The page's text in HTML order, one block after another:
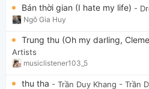
Bán thời gian (I hate my life) -
Ngô Gia Huy
Trung thu (Oh my darling,
Artists
musiclistener103_5
thu tha - Trần Duy Khang - Trần